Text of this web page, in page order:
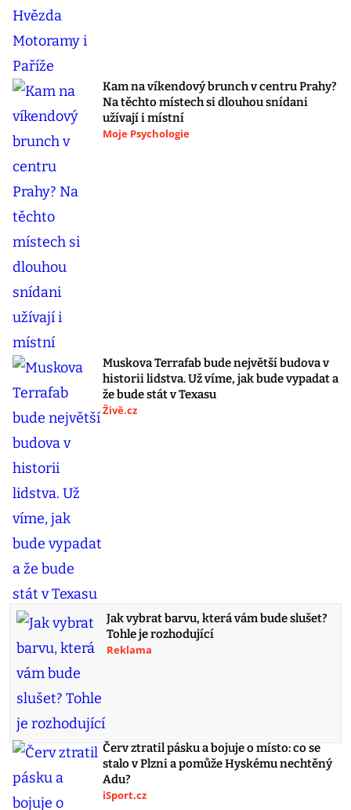
Kam na víkendový brunch v centru Prahy?
Na těchto místech si dlouhou snídani
užívají i místní
Moje Psychologie
Muskova Terrafab bude největší budova v
historii lidstva. Už víme, jak bude vypadat a
že bude stát v Texasu
Živě.cz
Jak vybrat barvu, která vám bude slušet?
Tohle je rozhodující
Reklama
Červ ztratil pásku a bojuje o místo: co se
stalo v Plzni a pomůže Hyskému nechtěný
Adu?
iSport.cz